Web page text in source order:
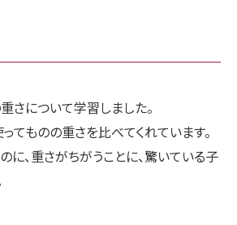
さについて学習しました。
てものの重さを比べてくれています。
に、重さがちがうことに、驚いている子